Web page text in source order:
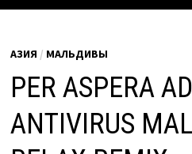
АЗИЯ / МАЛЬДИВЫ
PER ASPERA
ANTIVIRUS